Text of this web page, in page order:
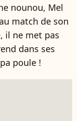
nounou, Mel
match de son
il ne met pas
dans ses
poule !